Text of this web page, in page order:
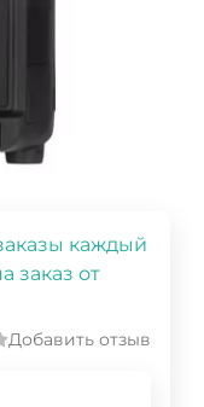
каждый
заказ от
Добавить отзыв